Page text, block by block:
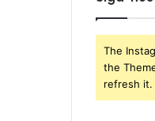
The
the
refresh it.